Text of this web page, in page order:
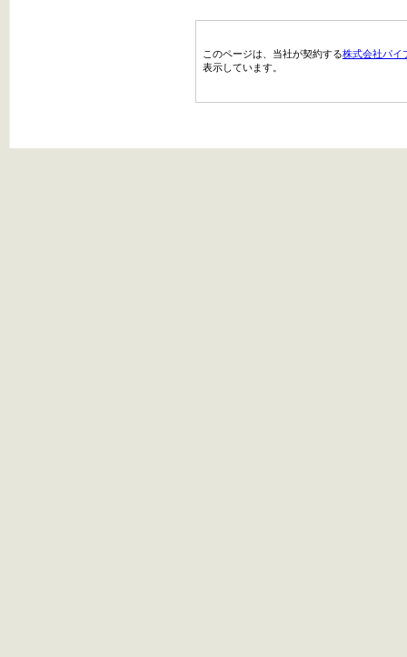
このページは、当社が契約する株式会社パイ
表示しています。